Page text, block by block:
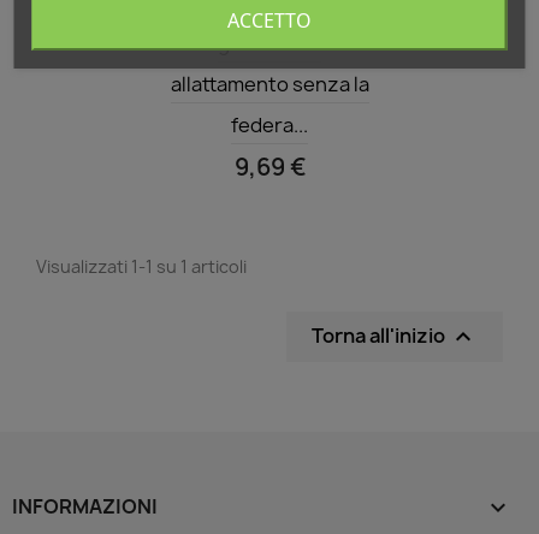
gravidanza
allattamento senza la
federa...
9,69 €
Visualizzati 1-1 su 1 articoli
Torna all'inizio 
INFORMAZIONI 
ACCETTO